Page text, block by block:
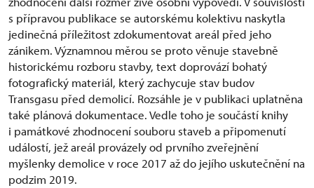
s přípravou publikace se autorskému kolektivu naskytla
jedinečná příležitost zdokumentovat areál před jeho
zánikem. Významnou měrou se proto věnuje stavebně
historickému rozboru stavby, text doprovází bohatý
fotografický materiál, který zachycuje stav budov
Transgasu před demolicí. Rozsáhle je v publikaci uplatněna
také plánová dokumentace. Vedle toho je součástí knihy
i památkové zhodnocení souboru staveb a připomenutí
událostí, jež areál provázely od prvního zveřejnění
myšlenky demolice v roce 2017 až do jejího uskutečnění na
podzim 2019.